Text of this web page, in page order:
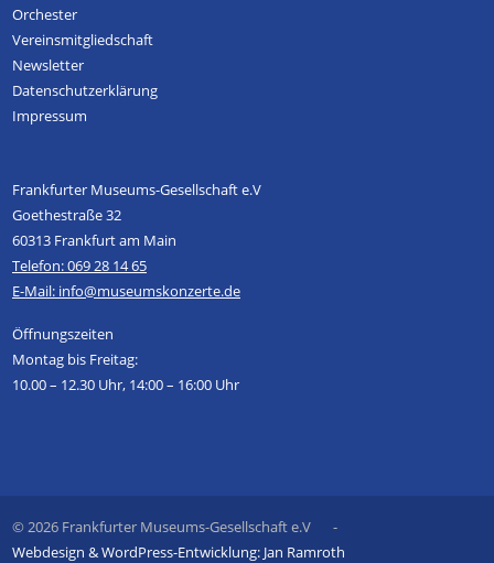
Orchester
Vereinsmitgliedschaft
Newsletter
Datenschutzerklärung
Impressum
Frankfurter Museums-Gesellschaft e.V
Goethestraße 32
60313 Frankfurt am Main
Telefon: 069 28 14 65
E-Mail: info@museumskonzerte.de
Öffnungszeiten
Montag bis Freitag:
10.00 – 12.30 Uhr, 14:00 – 16:00 Uhr
© 2026 Frankfurter Museums-Gesellschaft e.V
-
Webdesign & WordPress-Entwicklung: Jan Ramroth